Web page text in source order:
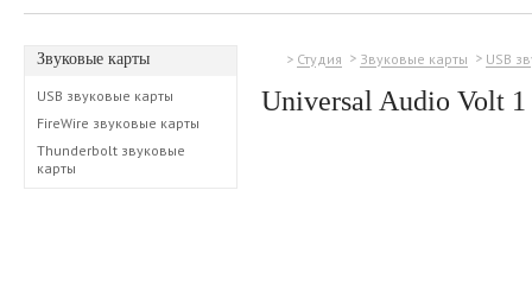
Звуковые карты
USB звуковые карты
FireWire звуковые карты
Thunderbolt звуковые
карты
Студия Звуковые карты USB
Universal Audio Volt 1